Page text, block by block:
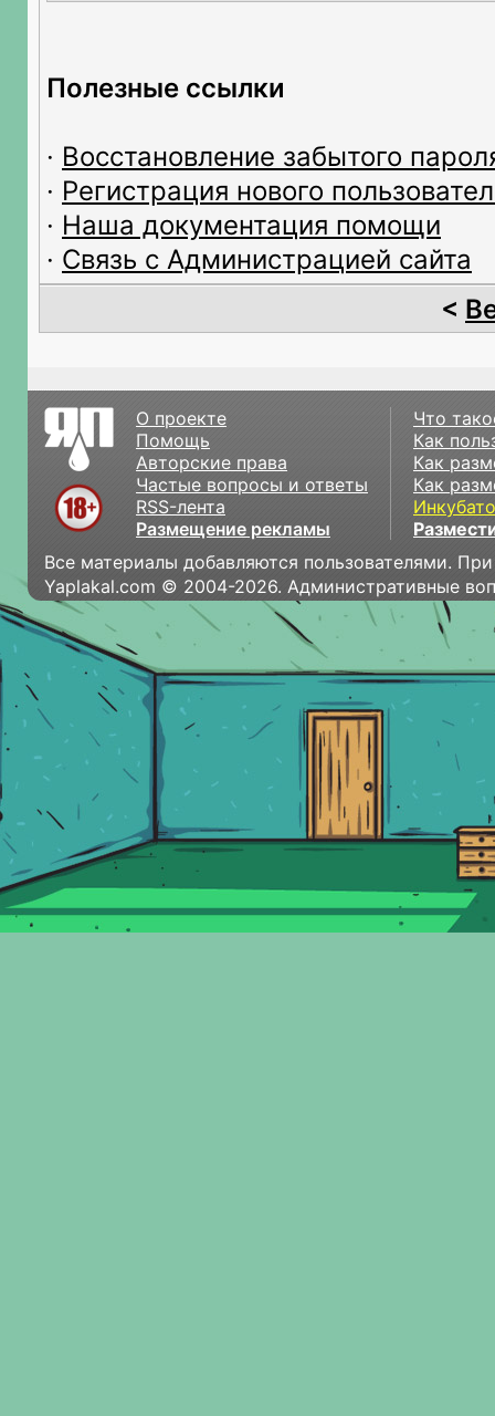
Полезные ссылки
· Восстановление забытого
· Регистрация нового
· Наша документация помощи
· Связь с Администрацией сайта
<
О проекте
Помощь
Авторские права
Частые вопросы и ответы
RSS-лента
Размещение рекламы
Что
Как
Как
Как
Все материалы добавляются пользователями.
Yaplakal.com © 2004-2026. Административные